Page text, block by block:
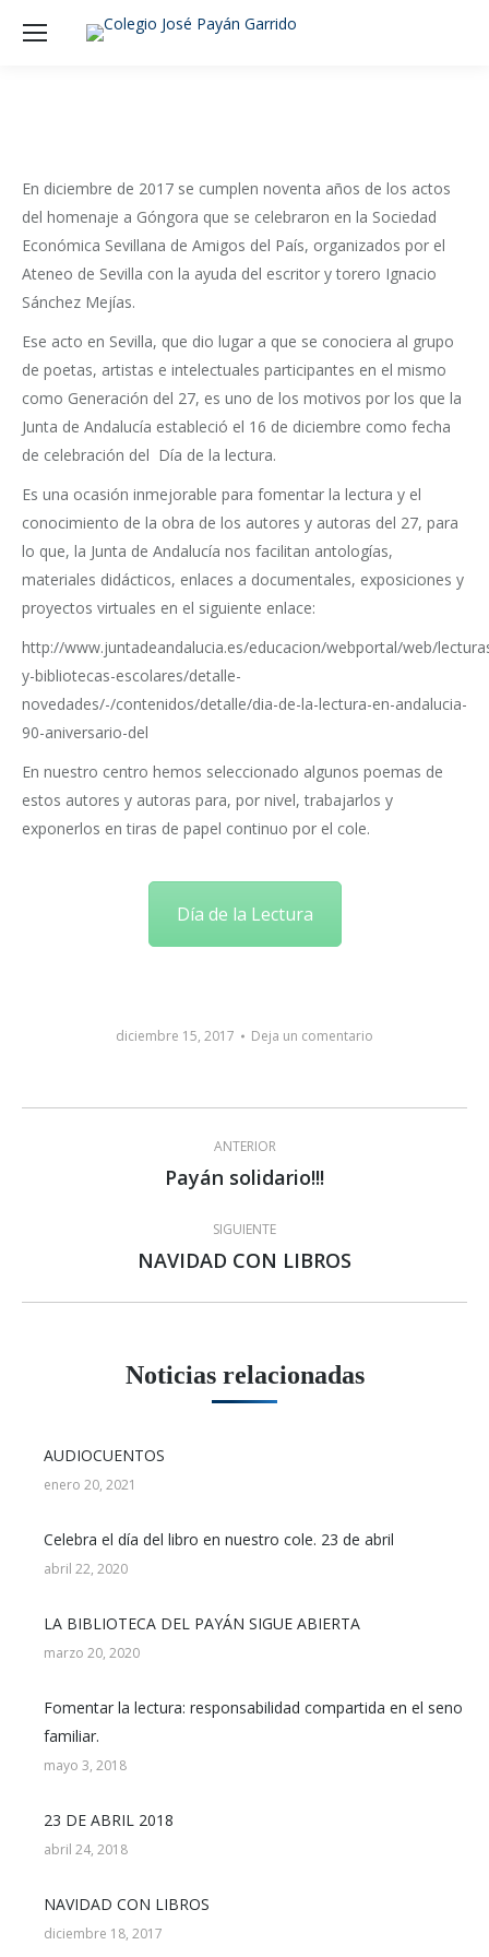
En diciembre de 2017 se cumplen noventa años de los actos
del homenaje a Góngora que se celebraron en la Sociedad
Económica Sevillana de Amigos del País, organizados por el
Ateneo de Sevilla con la ayuda del escritor y torero Ignacio
Sánchez Mejías.
Ese acto en Sevilla, que dio lugar a que se conociera al grupo
de poetas, artistas e intelectuales participantes en el mismo
como Generación del 27, es uno de los motivos por los que la
Junta de Andalucía estableció el 16 de diciembre como fecha
de celebración del Día de la lectura.
Es una ocasión inmejorable para fomentar la lectura y el
conocimiento de la obra de los autores y autoras del 27, para
lo que, la Junta de Andalucía nos facilitan antologías,
materiales didácticos, enlaces a documentales, exposiciones y
proyectos virtuales en el siguiente enlace:
http://www.juntadeandalucia.es/educacion/webportal/web/
y-bibliotecas-escolares/detalle-
novedades/-/contenidos/detalle/dia-de-la-lectura-en-andalucia-
90-aniversario-del
En nuestro centro hemos seleccionado algunos poemas de
estos autores y autoras para, por nivel, trabajarlos y
exponerlos en tiras de papel continuo por el cole.
Día de la Lectura
diciembre 15, 2017 Deja un comentario
publicaciones
ANTERIOR
Publicación
Payán solidario!!!
SIGUIENTE
Publicación
NAVIDAD CON LIBROS
Noticias relacionadas
AUDIOCUENTOS
enero 20, 2021
Celebra el día del libro en nuestro cole. 23 de abril
abril 22, 2020
LA BIBLIOTECA DEL PAYÁN SIGUE ABIERTA
marzo 20, 2020
Fomentar la lectura: responsabilidad compartida en el seno
familiar.
mayo 3, 2018
23 DE ABRIL 2018
abril 24, 2018
NAVIDAD CON LIBROS
diciembre 18, 2017